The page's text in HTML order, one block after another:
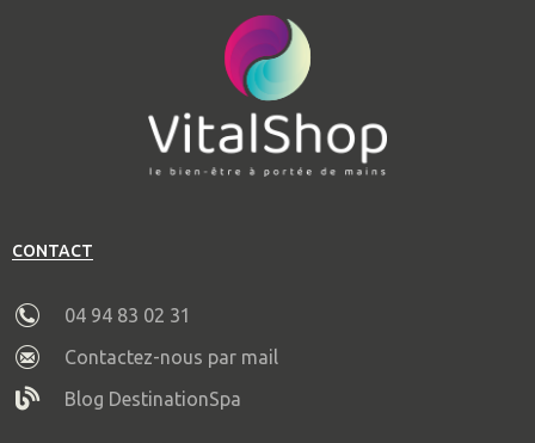
CONTACT
04 94 83 02 31
Contactez-nous par mail
Blog DestinationSpa